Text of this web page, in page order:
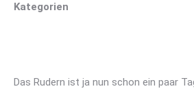
Kategorien
Das Rudern ist ja nun schon ein paar